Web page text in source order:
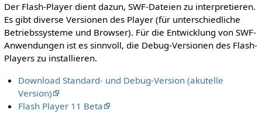
Der Flash-Player dient dazun, SWF-Dateien zu interpretieren.
Es gibt diverse Versionen des Player (für unterschiedliche
Betriebssysteme und Browser). Für die Entwicklung von SWF-
Anwendungen ist es sinnvoll, die Debug-Versionen des Flash-
Players zu installieren.
Download Standard- und Debug-Version (akutelle
Version)
Flash Player 11 Beta